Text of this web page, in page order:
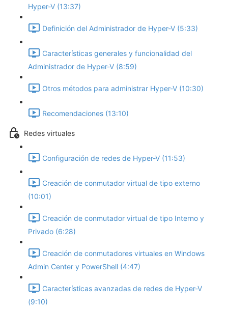
Hyper-V (13:37)
Definición del Administrador de Hyper-V (5:33)
Características generales y funcionalidad del
Administrador de Hyper-V (8:59)
Otros métodos para administrar Hyper-V (10:30)
Recomendaciones (13:10)
Redes virtuales
Configuración de redes de Hyper-V (11:53)
Creación de conmutador virtual de tipo externo
(10:01)
Creación de conmutador virtual de tipo Interno y
Privado (6:28)
Creación de conmutadores virtuales en Windows
Admin Center y PowerShell (4:47)
Características avanzadas de redes de Hyper-V
(9:10)